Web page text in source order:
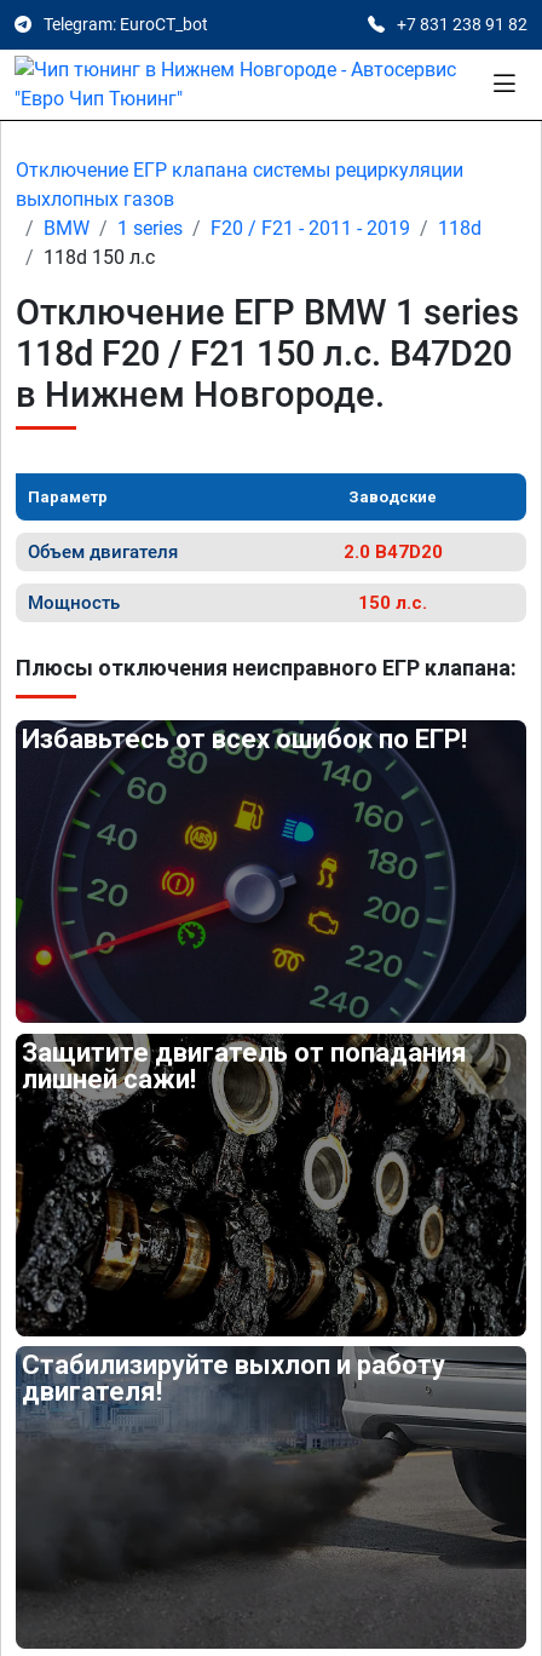
Telegram: EuroCT_bot +7 831 238 91 82
Отключение ЕГР клапана системы рециркуляции
выхлопных газов
BMW
1 series F20 / F21 - 2011 - 2019
118d
118d 150 л.с
Отключение ЕГР BMW 1 series
118d F20 / F21 150 л.с. B47D20
в Нижнем Новгороде.
Параметр Заводские
Объем двигателя 2.0 B47D20
Мощность 150 л.с.
Плюсы отключения неисправного ЕГР клапана:
Избавьтесь от всех ошибок по ЕГР!
Защитите двигатель от попадания
лишней сажи!
Стабилизируйте выхлоп и работу
двигателя!